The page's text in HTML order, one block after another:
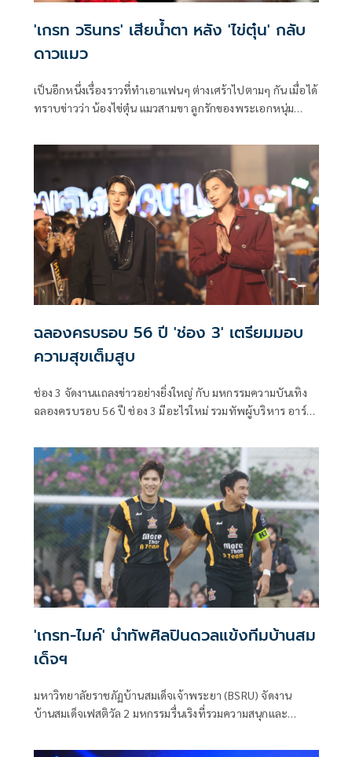
'เกรท วรินทร' เสียน้ำตา หลัง 'ไข่ตุ๋น' กลับ
ดาวแมว
เป็นอีกหนึ่งเรื่องราวที่ทำเอาแฟนๆ ต่างเศร้าไปตามๆ กัน เมื่อได้
ทราบข่าวว่า น้องไข่ตุ๋น แมวสามขา ลูกรักของพระเอกหนุ่ม
ล่าสุดหนุ่มเกรทได้ออกมาเปิดเผยถึงสาเหตุของการเสียชีวิตของ
ลูกรัก พร้อมกับยอมรับว่างานนี้มีเสียน้ำตา และยังคิดถึงไข่ตุ๋น
ฉลองครบรอบ 56 ปี 'ช่อง 3' เตรียมมอบ
ความสุขเต็มสูบ
ช่อง 3 จัดงานแถลงข่าวอย่างยิ่งใหญ่ กับ มหกรรมความบันเทิง
ฉลองครบรอบ 56 ปี ช่อง 3 มีอะไรใหม่ รวมทัพผู้บริหาร อาร์ม-
นักแสดงชื่อดัง มาร่วมอัปเดตผลงานละคร ซีรีส์ คุณภาพหลาก
หลายแนว พร้อมกิจกรรมสุดเอ็กซ์คลูซีฟ และเซอร์ไพรส์พิเศษ
อีกเพียบ รับรองว่าจัดเต็มครบอรรถรส ถูกใจคนไทยและ
อินเตอร์แฟนทุกคนแน่นอน
'เกรท-ไมค์' นำทัพศิลปินดวลแข้งทีมบ้านสม
เด็จฯ
มหาวิทยาลัยราชภัฏบ้านสมเด็จเจ้าพระยา (BSRU) จัดงาน
บ้านสมเด็จเฟสติวัล 2 มหกรรมรื่นเริงที่รวมความสนุกและ
พันปีหลวง (สมเด็จพระนางเจ้าสิริกิติ์ พระบรมราชินีนาถ